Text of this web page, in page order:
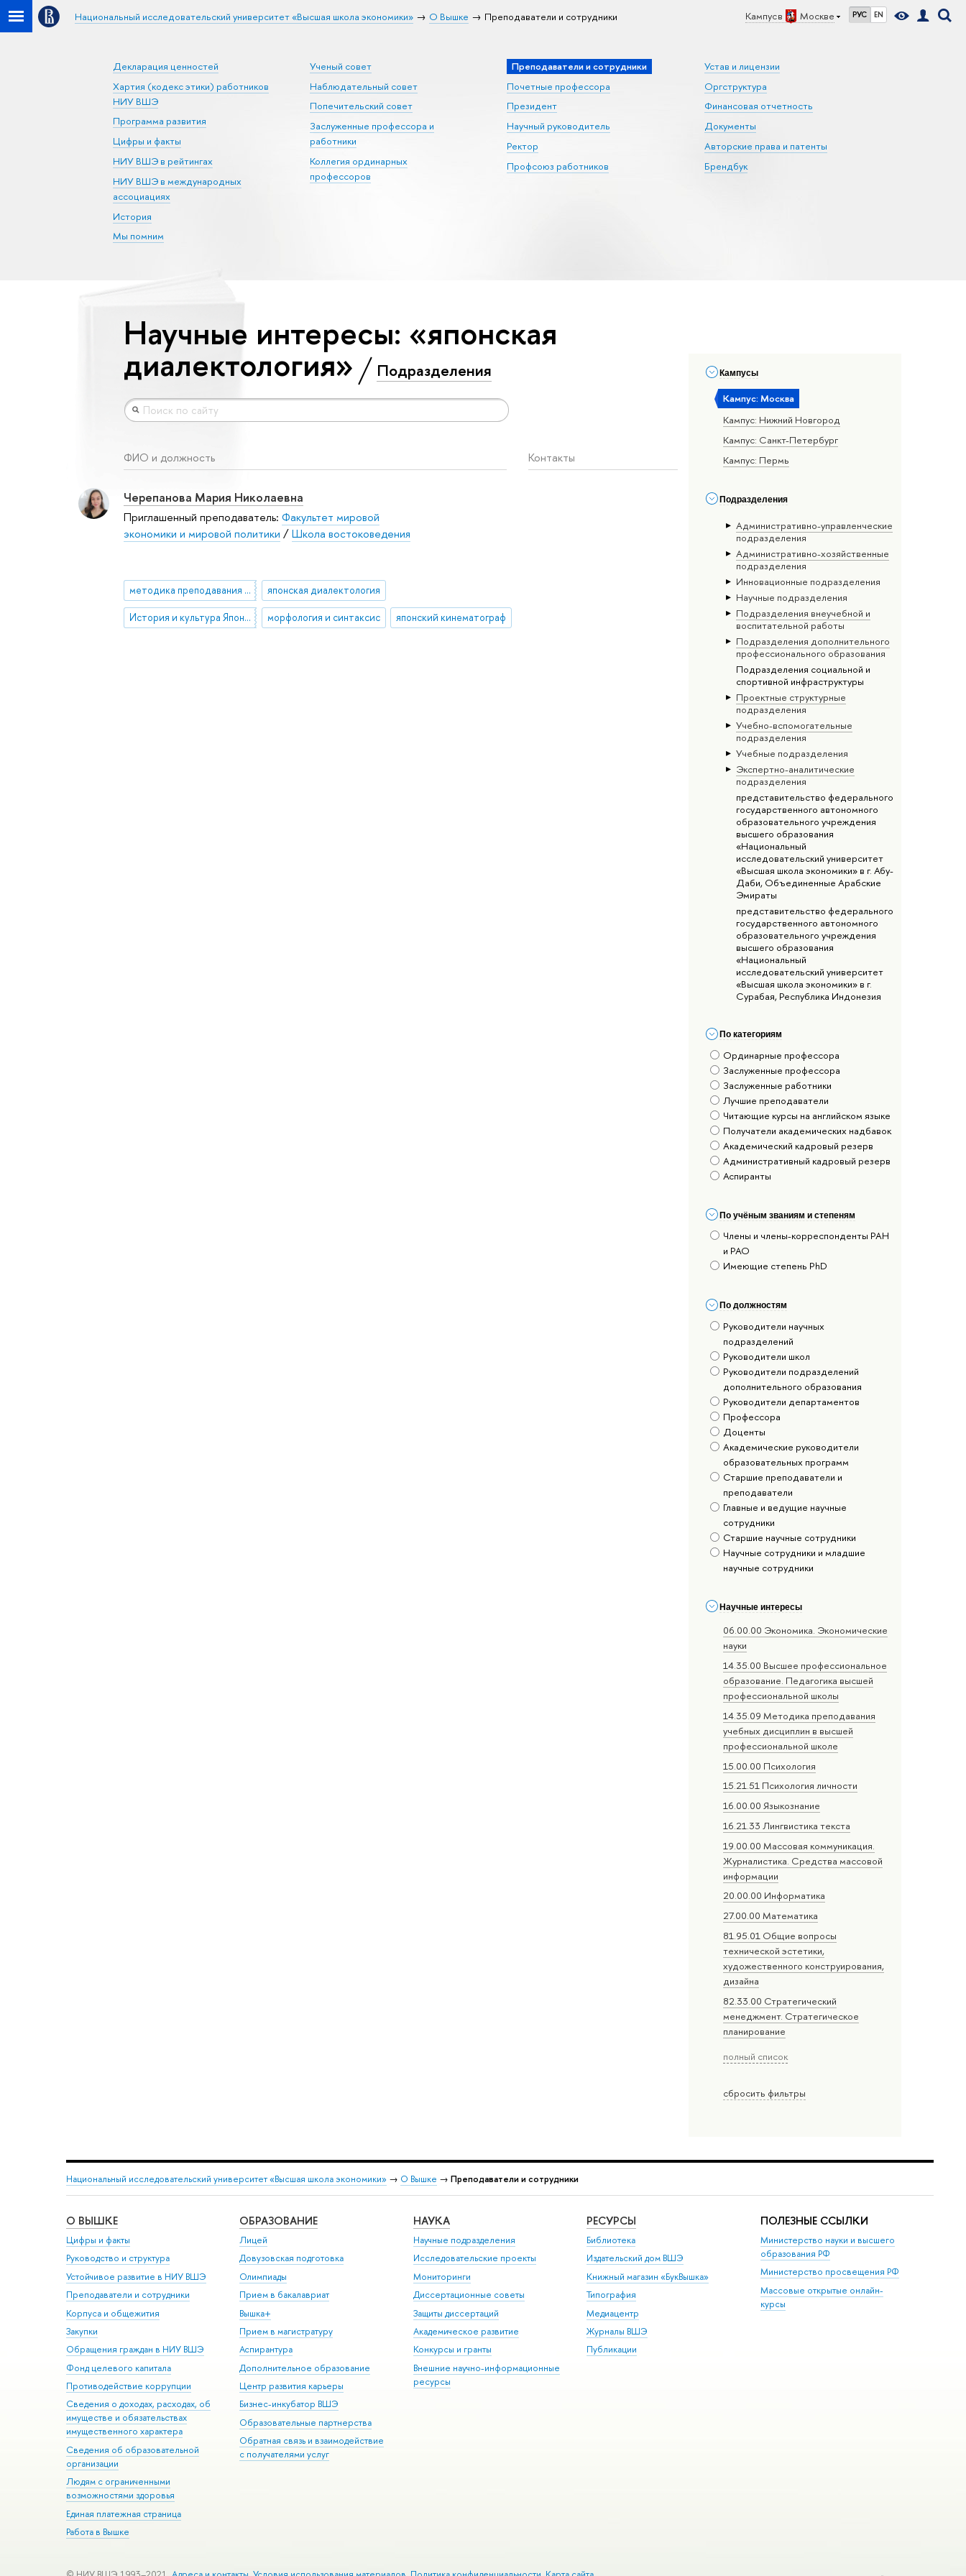
Кампус в Москве РУС EN
Национальный исследовательский университет «Высшая школа экономики» О Вышке Преподаватели и сотрудники
Декларация ценностей
Хартия (кодекс этики) работников
НИУ ВШЭ
Программа развития
Цифры и факты
НИУ ВШЭ в рейтингах
НИУ ВШЭ в международных
ассоциациях
История
Мы помним
Ученый совет
Наблюдательный совет
Попечительский совет
Заслуженные профессора и
работники
Коллегия ординарных
профессоров
Преподаватели и сотрудники
Почетные профессора
Президент
Научный руководитель
Ректор
Профсоюз работников
Устав и лицензии
Оргструктура
Финансовая отчетность
Документы
Авторские права и патенты
Брендбук
Кампусы
Кампус: Москва
Кампус: Нижний Новгород
Кампус: Санкт-Петербург
Кампус: Пермь
Подразделения
Административно-управленческие
подразделения
Административно-хозяйственные
подразделения
Инновационные подразделения
Научные подразделения
Подразделения внеучебной и
воспитательной работы
Подразделения дополнительного
профессионального образования
Подразделения социальной и
спортивной инфраструктуры
Проектные структурные
подразделения
Учебно-вспомогательные
подразделения
Учебные подразделения
Экспертно-аналитические
подразделения
представительство федерального
государственного автономного
образовательного учреждения
высшего образования
«Национальный
исследовательский университет
«Высшая школа экономики» в г. Абу-
Даби, Объединенные Арабские
Эмираты
представительство федерального
государственного автономного
образовательного учреждения
высшего образования
«Национальный
исследовательский университет
«Высшая школа экономики» в г.
Сурабая, Республика Индонезия
По категориям
Ординарные профессора
Заслуженные профессора
Заслуженные работники
Лучшие преподаватели
Читающие курсы на английском языке
Получатели академических надбавок
Академический кадровый резерв
Административный кадровый резерв
Аспиранты
По учёным званиям и степеням
Члены и члены-корреспонденты РАН
и РАО
Имеющие степень PhD
По должностям
Руководители научных
подразделений
Руководители школ
Руководители подразделений
дополнительного образования
Руководители департаментов
Профессора
Доценты
Академические руководители
образовательных программ
Старшие преподаватели и
преподаватели
Главные и ведущие научные
сотрудники
Старшие научные сотрудники
Научные сотрудники и младшие
научные сотрудники
Научные интересы
06.00.00 Экономика. Экономические
науки
14.35.00 Высшее профессиональное
образование. Педагогика высшей
профессиональной школы
14.35.09 Методика преподавания
учебных дисциплин в высшей
профессиональной школе
15.00.00 Психология
15.21.51 Психология личности
16.00.00 Языкознание
16.21.33 Лингвистика текста
19.00.00 Массовая коммуникация.
Журналистика. Средства массовой
информации
20.00.00 Информатика
27.00.00 Математика
81.95.01 Общие вопросы
технической эстетики,
художественного конструирования,
дизайна
82.33.00 Стратегический
менеджмент. Стратегическое
планирование
полный список
сбросить фильтры
Научные интересы: «японская
диалектология» Подразделения
ФИО и должность Контакты
Черепанова Мария Николаевна
Приглашенный преподаватель: Факультет мировой
экономики и мировой политики /Школа востоковедения
методика преподавания японского языка японская диалектология
История и культура Японии морфология и синтаксис японский кинематограф
Национальный исследовательский университет «Высшая школа экономики» → О Вышке → Преподаватели и сотрудники
О ВЫШКЕ
Цифры и факты
Руководство и структура
Устойчивое развитие в НИУ ВШЭ
Преподаватели и сотрудники
Корпуса и общежития
Закупки
Обращения граждан в НИУ ВШЭ
Фонд целевого капитала
Противодействие коррупции
Сведения о доходах, расходах, об
имуществе и обязательствах
имущественного характера
Сведения об образовательной
организации
Людям с ограниченными
возможностями здоровья
Единая платежная страница
Работа в Вышке
ОБРАЗОВАНИЕ
Лицей
Довузовская подготовка
Олимпиады
Прием в бакалавриат
Вышка+
Прием в магистратуру
Аспирантура
Дополнительное образование
Центр развития карьеры
Бизнес-инкубатор ВШЭ
Образовательные партнерства
Обратная связь и взаимодействие
с получателями услуг
НАУКА
Научные подразделения
Исследовательские проекты
Мониторинги
Диссертационные советы
Защиты диссертаций
Академическое развитие
Конкурсы и гранты
Внешние научно-информационные
ресурсы
РЕСУРСЫ
Библиотека
Издательский дом ВШЭ
Книжный магазин «БукВышка»
Типография
Медиацентр
Журналы ВШЭ
Публикации
ПОЛЕЗНЫЕ ССЫЛКИ
Министерство науки и высшего
образования РФ
Министерство просвещения РФ
Массовые открытые онлайн-
курсы